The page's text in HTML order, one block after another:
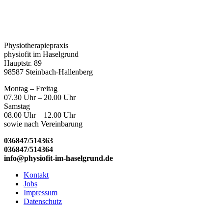
Physiotherapiepraxis
physiofit im Haselgrund
Hauptstr. 89
98587 Steinbach-Hallenberg
Montag – Freitag
07.30 Uhr – 20.00 Uhr
Samstag
08.00 Uhr – 12.00 Uhr
sowie nach Vereinbarung
036847/514363
036847/514364
info@physiofit-im-haselgrund.de
Kontakt
Jobs
Impressum
Datenschutz